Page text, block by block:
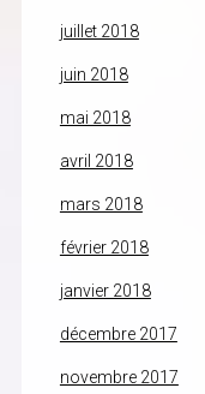
juillet 2018
juin 2018
mai 2018
avril 2018
mars 2018
février 2018
janvier 2018
décembre 2017
novembre 2017